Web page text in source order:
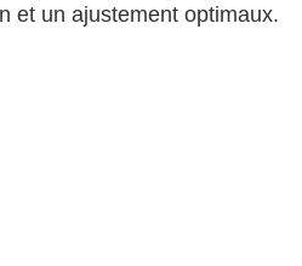
et un ajustement optimaux.